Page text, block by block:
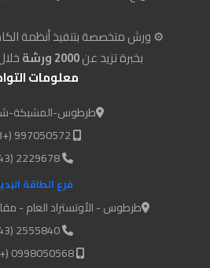
⚙️ ورش متخصصة بتنفيذ أنظمة
بخبرة تزيد عن2000 ورشة
معلومات
طرطوس-المشبكة-
2229678 (043)
فرع الطاقة
طرطوس - الأوتستراد العام -
2555840 (043)